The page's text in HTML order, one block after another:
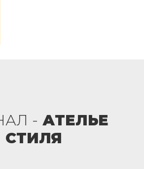
- АТЕЛЬЕ
СТИЛЯ